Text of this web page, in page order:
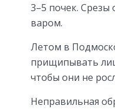
3–5 почек.
варом.
Летом в
прищипывать
чтобы они не
Неправильная